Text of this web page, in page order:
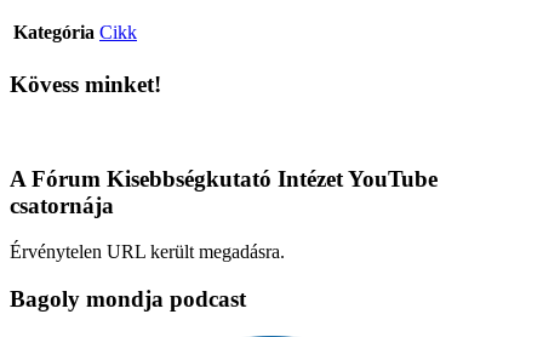
Kategória Cikk
Kövess minket!
A Fórum Kisebbségkutató Intézet YouTube
csatornája
Érvénytelen URL került megadásra.
Bagoly mondja podcast